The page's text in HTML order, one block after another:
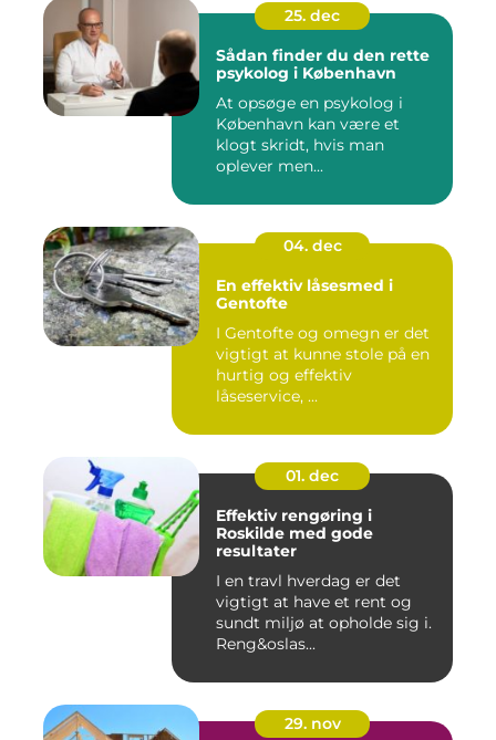
25. dec
Sådan finder du den rette
psykolog i København
At opsøge en psykolog i
København kan være et
klogt skridt, hvis man
oplever men...
04. dec
En effektiv låsesmed i
Gentofte
I Gentofte og omegn er det
vigtigt at kunne stole på en
hurtig og effektiv
låseservice, ...
01. dec
Effektiv rengøring i
Roskilde med gode
resultater
I en travl hverdag er det
vigtigt at have et rent og
sundt miljø at opholde sig i.
Reng&oslas...
29. nov